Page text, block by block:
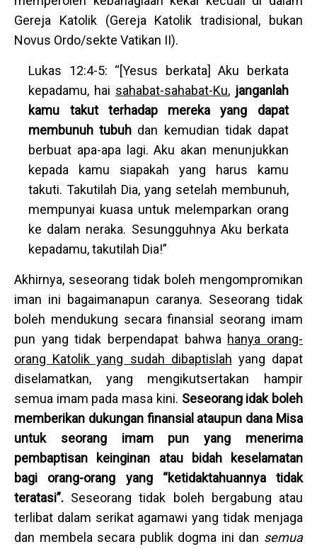
Gereja Katolik (Gereja Katolik tradisional, bukan
Novus Ordo/sekte Vatikan II).
Lukas 12:4-5: “[Yesus berkata] Aku berkata
kepadamu, hai sahabat-sahabat-Ku, janganlah
kamu takut terhadap mereka yang dapat
membunuh tubuh dan kemudian tidak dapat
berbuat apa-apa lagi. Aku akan menunjukkan
kepada kamu siapakah yang harus kamu
takuti. Takutilah Dia, yang setelah membunuh,
mempunyai kuasa untuk melemparkan orang
ke dalam neraka. Sesungguhnya Aku berkata
kepadamu, takutilah Dia!”
Akhirnya, seseorang tidak boleh mengompromikan
iman ini bagaimanapun caranya. Seseorang tidak
boleh mendukung secara finansial seorang imam
pun yang tidak berpendapat bahwa hanya orang-
orang Katolik yang sudah dibaptislah yang dapat
diselamatkan, yang mengikutsertakan hampir
semua imam pada masa kini. Seseorang idak boleh
memberikan dukungan finansial ataupun dana Misa
untuk seorang imam pun yang menerima
pembaptisan keinginan atau bidah keselamatan
bagi orang-orang yang “ketidaktahuannya tidak
teratasi”. Seseorang tidak boleh bergabung atau
terlibat dalam serikat agamawi yang tidak menjaga
dan membela secara publik dogma ini dan semua